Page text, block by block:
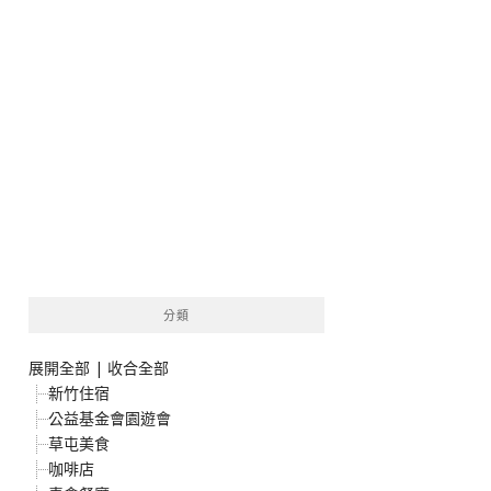
分類
展開全部 | 收合全部
新竹住宿
公益基金會園遊會
草屯美食
咖啡店